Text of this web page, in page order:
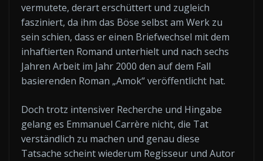
vermutete, derart erschüttert und zugleich
fasziniert, da ihm das Böse selbst am Werk zu
sein schien, dass er einen Briefwechsel mit dem
inhaftierten Romand unterhielt und nach sechs
Jahren Arbeit im Jahr 2000 den auf dem Fall
basierenden Roman „Amok“ veröffentlicht hat.
Doch trotz intensiver Recherche und Hingabe
gelang es Emmanuel Carrère nicht, die Tat
verständlich zu machen und genau diese
Tatsache scheint wiederum Regisseur und Autor